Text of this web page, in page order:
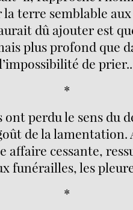
terre semblable aux
dû ajouter est
plus profond que
de
*
ont perdu le sens du
de la lamentation.
affaire cessante,
funérailles, les
*